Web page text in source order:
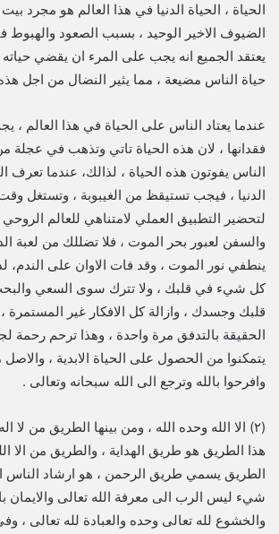
الحياة ، الحياة الدنيا في هذا العالم هو مجرد
الضيوف الاخير الوحيد ، بسبب الصعود والهبوط
يعتقد الجميع انه يجب على المرء ان يقضي
حياة الناس مضيعة ، مما يثير النضال من اجل
عندما يعتاد الناس على الحياة في هذا العالم ،
فقدانها ، لان هذه الحياة تاتي وتذهب في عجلة
الناس يفوتون هذه الحياة ، لذالك، عندما تعرف
الدنيا ، فيجب تستيقظ من الغيبوبة ، وتستغل
لتحضير التطبيق العملي لامتناهي للعالم
والسفن لعبور بحر الموت ، فلا تضللك من لعبة
ينطفي نور الموت ، وقد فات الاوان على
كل شيء في قلبك ، ولا تترك سوى السعي والبحث
قلبك وجسدك ، وازالة كل الافكار غير المستمرة ،
الحقيقة بالتدفق مرة واحدة ، وهذا ترحم رحمة
يتمكنوا من الحصول على الحياة الابدية ،
وافرحوا بالله وترجع الى الله سبحانه وتعالى .
(٢) الا الله وحده الله ، ومن بينها الطريق من لا
هذا الطريق هو طريق الهداية ، والطريق من الا
الطريق يسمي طريق الرحمن ، هو ارشاد الناس
شيء ليس الرب الى معرفة الله تعالى والايمان
والخشوع لله تعالى وحده والعبادة لله تعالى ،